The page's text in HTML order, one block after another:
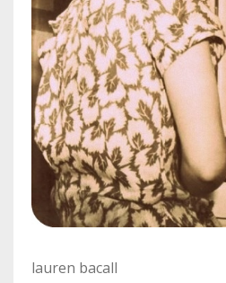
lauren bacall